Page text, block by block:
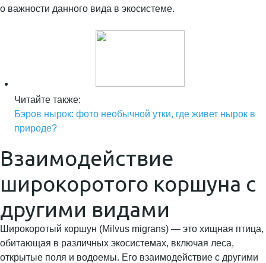
о важности данного вида в экосистеме.
Читайте также:
Бэров нырок: фото необычной утки, где живет нырок в
природе?
Взаимодействие
широкоротого коршуна с
другими видами
Широкоротый коршун (Milvus migrans) — это хищная птица,
обитающая в различных экосистемах, включая леса,
открытые поля и водоемы. Его взаимодействие с другими